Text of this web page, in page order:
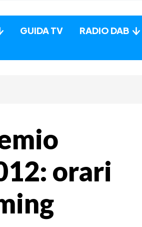
GUIDA TV RADIO DAB
orari